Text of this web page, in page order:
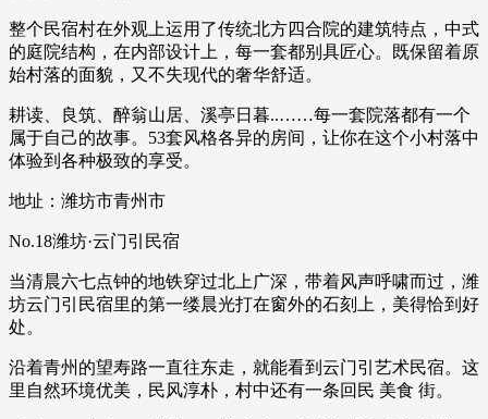
整个民宿村在外观上运用了传统北方四合院的建筑特点，中式
的庭院结构，在内部设计上，每一套都别具匠心。既保留着原
始村落的面貌，又不失现代的奢华舒适。
耕读、良筑、醉翁山居、溪亭日暮..……每一套院落都有一个
属于自己的故事。53套风格各异的房间，让你在这个小村落中
体验到各种极致的享受。
地址：潍坊市青州市
No.18潍坊·云门引民宿
当清晨六七点钟的地铁穿过北上广深，带着风声呼啸而过，潍
坊云门引民宿里的第一缕晨光打在窗外的石刻上，美得恰到好
处。
沿着青州的望寿路一直往东走，就能看到云门引艺术民宿。这
里自然环境优美，民风淳朴，村中还有一条回民 美食 街。